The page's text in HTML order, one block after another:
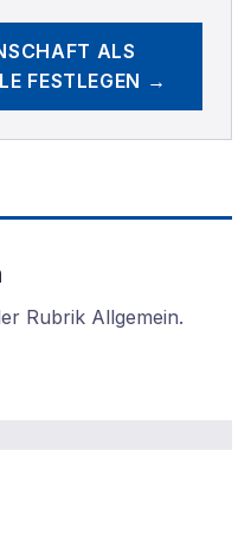
ALS
FESTLEGEN →
Rubrik Allgemein.